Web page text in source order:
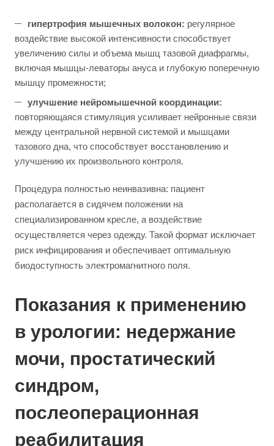
гипертрофия мышечных волокон: регулярное
воздействие высокой интенсивности способствует
увеличению силы и объема мышц тазовой диафрагмы,
включая мышцы-леваторы ануса и глубокую поперечную
мышцу промежности;
улучшение нейромышечной координации:
повторяющаяся стимуляция усиливает нейронные связи
между центральной нервной системой и мышцами
тазового дна, что способствует восстановлению и
улучшению их произвольного контроля.
Процедура полностью неинвазивна: пациент
располагается в сидячем положении на
специализированном кресле, а воздействие
осуществляется через одежду. Такой формат исключает
риск инфицирования и обеспечивает оптимальную
биодоступность электромагнитного поля.
Показания к применению
в урологии: недержание
мочи, простатический
синдром,
послеоперационная
реабилитация